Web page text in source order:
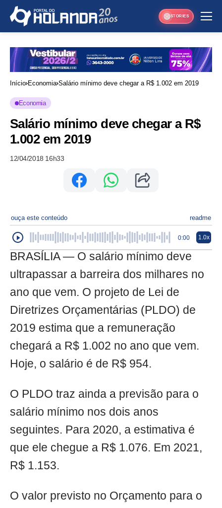
STORIES
Início Economia Salário mínimo deve chegar a R$ 1.002 em 2019
Economia
Salário mínimo deve chegar a R$
1.002 em 2019
12/04/2018 16h33
ouça este conteúdo readme
0:00 1.0x
BRASÍLIA — O salário mínimo deve
ultrapassar a barreira dos milhares no
ano que vem. O projeto de Lei de
Diretrizes Orçamentárias (PLDO) de
2019 estima que a remuneração
chegará a R$ 1.002 no ano que vem.
Hoje, o salário é de R$ 954.
O PLDO traz ainda a previsão para o
salário mínimo nos dois anos
seguintes. Para 2020, a estimativa é
que ele chegue a R$ 1.076. Em 2021,
R$ 1.153.
O valor previsto no Orçamento para o